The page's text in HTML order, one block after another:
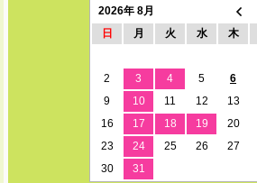
2026年 8月
日
月 火 水 木
2
3 4 5 6
9
10 11 12 13
16
17 18 19 20
23
24 25 26 27
30
31